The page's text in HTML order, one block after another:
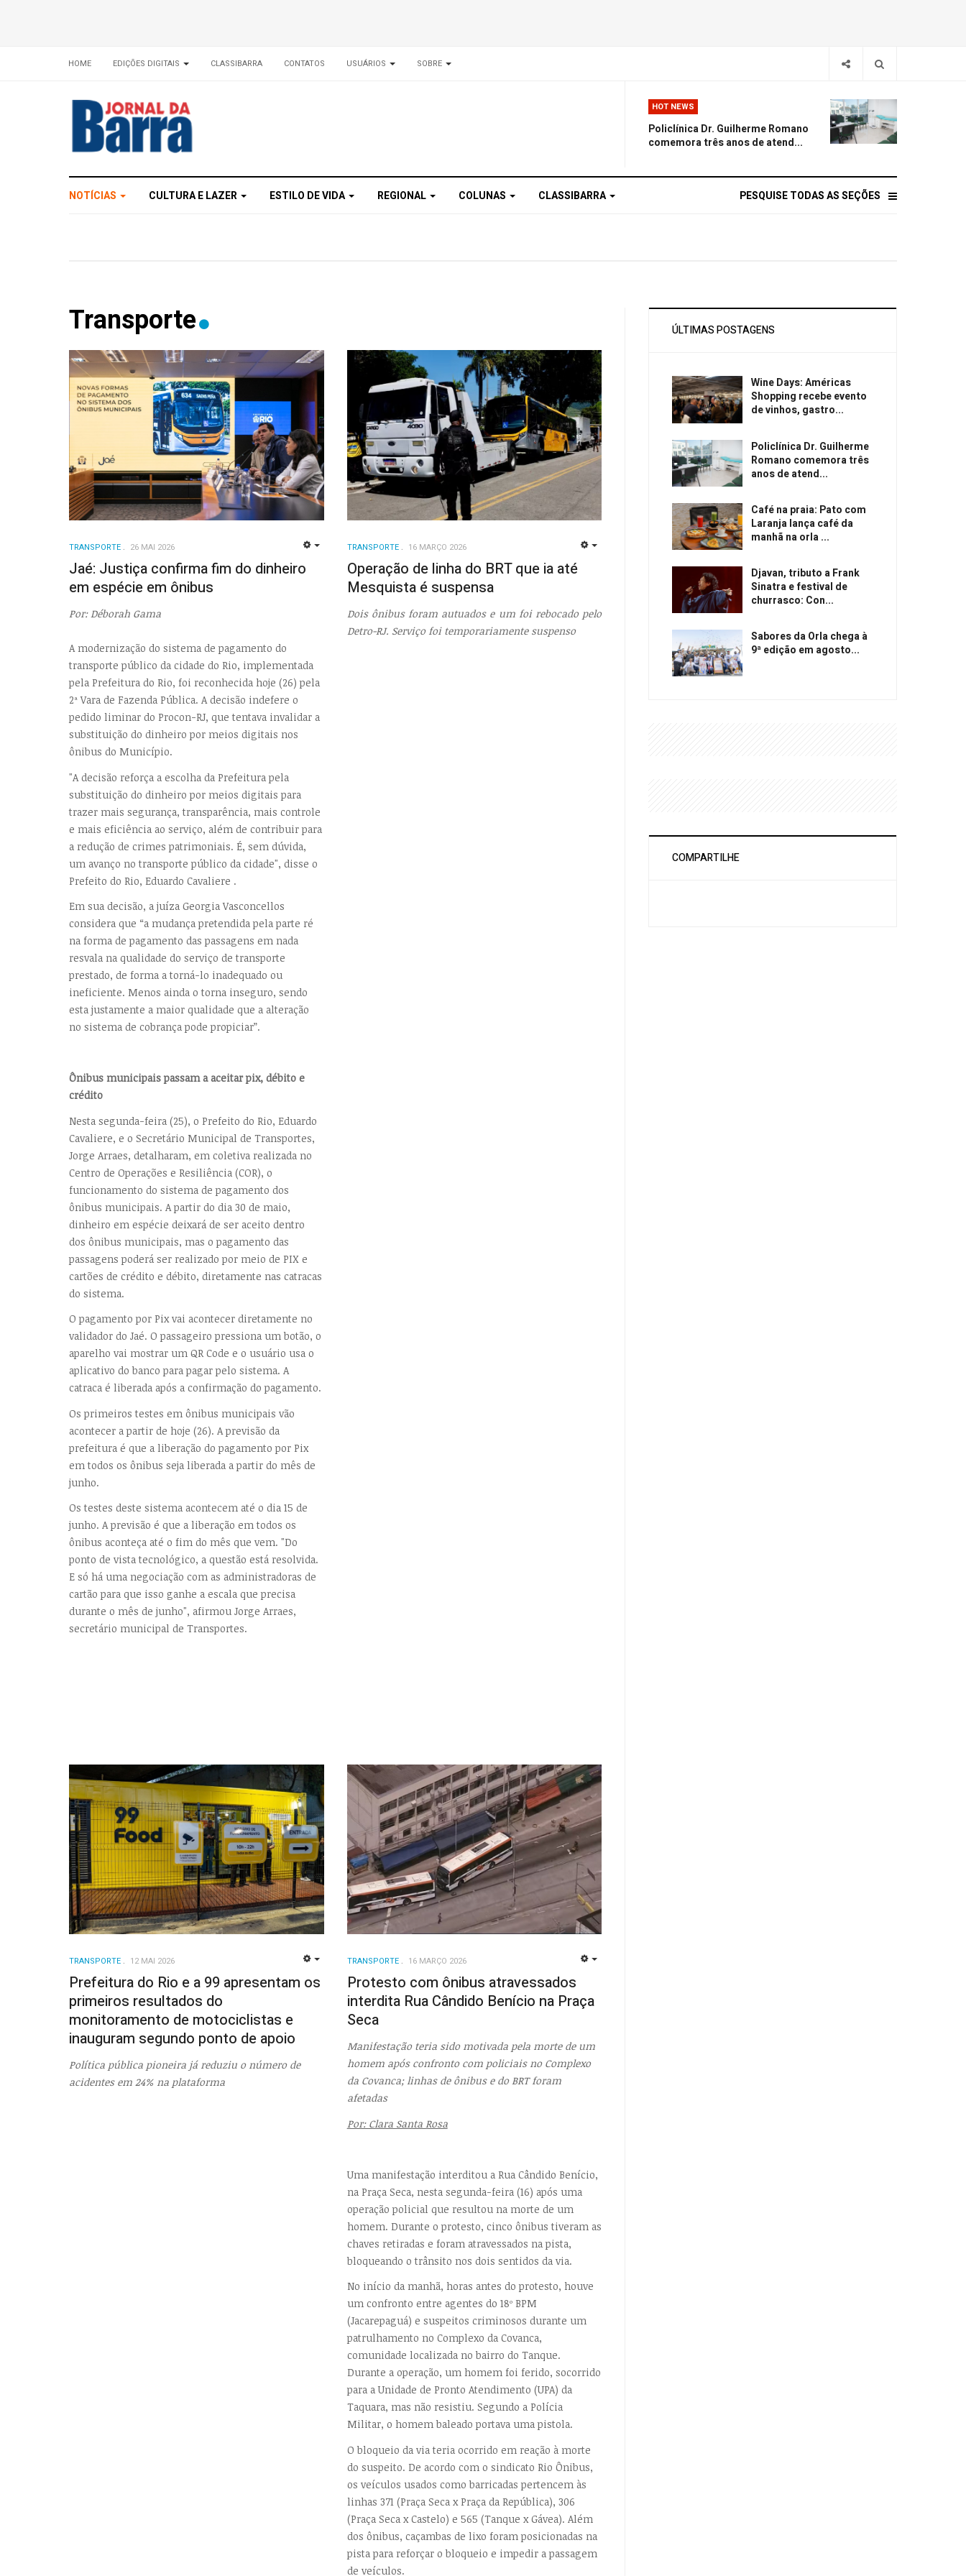
HOME EDIÇÕES DIGITAIS CLASSIBARRA CONTATOS USUÁRIOS SOBRE
HOT NEWS
Policlínica Dr. Guilherme Romano
comemora três anos de atend...
NOTÍCIAS CULTURA E LAZER ESTILO DE VIDA REGIONAL COLUNAS CLASSIBARRA PESQUISE TODAS AS SEÇÕES
Transporte
TRANSPORTE 26 MAI 2026
Jaé: Justiça confirma fim do dinheiro
em espécie em ônibus
Por: Déborah Gama
A modernização do sistema de pagamento do
transporte público da cidade do Rio, implementada
pela Prefeitura do Rio, foi reconhecida hoje (26) pela
2ª Vara de Fazenda Pública. A decisão indefere o
pedido liminar do Procon-RJ, que tentava invalidar a
substituição do dinheiro por meios digitais nos
ônibus do Município.
"A decisão reforça a escolha da Prefeitura pela
substituição do dinheiro por meios digitais para
trazer mais segurança, transparência, mais controle
e mais eficiência ao serviço, além de contribuir para
a redução de crimes patrimoniais. É, sem dúvida,
um avanço no transporte público da cidade", disse o
Prefeito do Rio, Eduardo Cavaliere .
Em sua decisão, a juíza Georgia Vasconcellos
considera que “a mudança pretendida pela parte ré
na forma de pagamento das passagens em nada
resvala na qualidade do serviço de transporte
prestado, de forma a torná-lo inadequado ou
ineficiente. Menos ainda o torna inseguro, sendo
esta justamente a maior qualidade que a alteração
no sistema de cobrança pode propiciar”.
Ônibus municipais passam a aceitar pix, débito e
crédito
Nesta segunda-feira (25), o Prefeito do Rio, Eduardo
Cavaliere, e o Secretário Municipal de Transportes,
Jorge Arraes, detalharam, em coletiva realizada no
Centro de Operações e Resiliência (COR), o
funcionamento do sistema de pagamento dos
ônibus municipais. A partir do dia 30 de maio,
dinheiro em espécie deixará de ser aceito dentro
dos ônibus municipais, mas o pagamento das
passagens poderá ser realizado por meio de PIX e
cartões de crédito e débito, diretamente nas catracas
do sistema.
O pagamento por Pix vai acontecer diretamente no
validador do Jaé. O passageiro pressiona um botão, o
aparelho vai mostrar um QR Code e o usuário usa o
aplicativo do banco para pagar pelo sistema. A
catraca é liberada após a confirmação do pagamento.
Os primeiros testes em ônibus municipais vão
acontecer a partir de hoje (26). A previsão da
prefeitura é que a liberação do pagamento por Pix
em todos os ônibus seja liberada a partir do mês de
junho.
Os testes deste sistema acontecem até o dia 15 de
junho. A previsão é que a liberação em todos os
ônibus aconteça até o fim do mês que vem. "Do
ponto de vista tecnológico, a questão está resolvida.
E só há uma negociação com as administradoras de
cartão para que isso ganhe a escala que precisa
durante o mês de junho", afirmou Jorge Arraes,
secretário municipal de Transportes.
TRANSPORTE 16 MARÇO 2026
Operação de linha do BRT que ia até
Mesquista é suspensa
Dois ônibus foram autuados e um foi rebocado pelo
Detro-RJ. Serviço foi temporariamente suspenso
TRANSPORTE 12 MAI 2026
Prefeitura do Rio e a 99 apresentam os
primeiros resultados do
monitoramento de motociclistas e
inauguram segundo ponto de apoio
Política pública pioneira já reduziu o número de
acidentes em 24% na plataforma
TRANSPORTE 16 MARÇO 2026
Protesto com ônibus atravessados
interdita Rua Cândido Benício na Praça
Seca
Manifestação teria sido motivada pela morte de um
homem após confronto com policiais no Complexo
da Covanca; linhas de ônibus e do BRT foram
afetadas
Por: Clara Santa Rosa
Uma manifestação interditou a Rua Cândido Benício,
na Praça Seca, nesta segunda-feira (16) após uma
operação policial que resultou na morte de um
homem. Durante o protesto, cinco ônibus tiveram as
chaves retiradas e foram atravessados na pista,
bloqueando o trânsito nos dois sentidos da via.
No início da manhã, horas antes do protesto, houve
um confronto entre agentes do 18º BPM
(Jacarepaguá) e suspeitos criminosos durante um
patrulhamento no Complexo da Covanca,
comunidade localizada no bairro do Tanque.
Durante a operação, um homem foi ferido, socorrido
para a Unidade de Pronto Atendimento (UPA) da
Taquara, mas não resistiu. Segundo a Polícia
Militar, o homem baleado portava uma pistola.
O bloqueio da via teria ocorrido em reação à morte
do suspeito. De acordo com o sindicato Rio Ônibus,
os veículos usados como barricadas pertencem às
linhas 371 (Praça Seca x Praça da República), 306
(Praça Seca x Castelo) e 565 (Tanque x Gávea). Além
dos ônibus, caçambas de lixo foram posicionadas na
pista para reforçar o bloqueio e impedir a passagem
de veículos.
ÚLTIMAS POSTAGENS
Wine Days: Américas
Shopping recebe evento
de vinhos, gastro...
Policlínica Dr. Guilherme
Romano comemora três
anos de atend...
Café na praia: Pato com
Laranja lança café da
manhã na orla ...
Djavan, tributo a Frank
Sinatra e festival de
churrasco: Con...
Sabores da Orla chega à
9ª edição em agosto...
COMPARTILHE